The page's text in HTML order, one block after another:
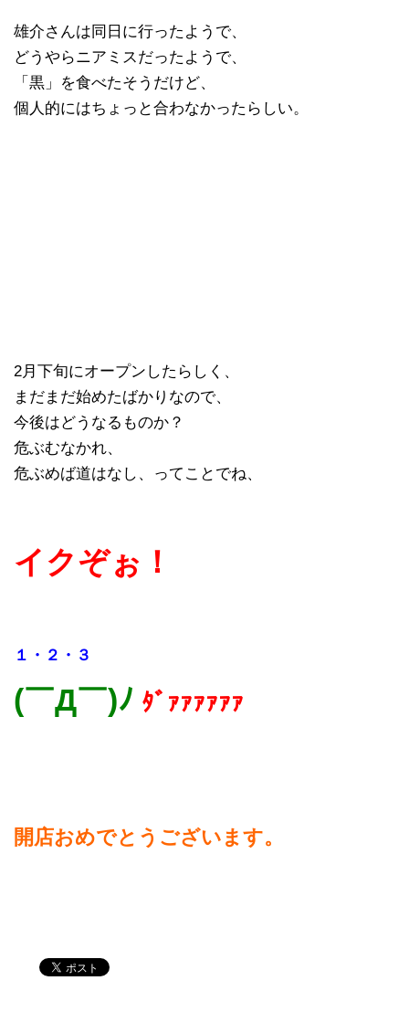
雄介さんは同日に行ったようで、
どうやらニアミスだったようで、
「黒」を食べたそうだけど、
個人的にはちょっと合わなかったらしい。
2月下旬にオープンしたらしく、
まだまだ始めたばかりなので、
今後はどうなるものか？
危ぶむなかれ、
危ぶめば道はなし、ってことでね、
イクぞぉ！
１・２・３
(￣Д￣)ﾉ ﾀﾞｧｧｧｧｧｧ
開店おめでとうございます。